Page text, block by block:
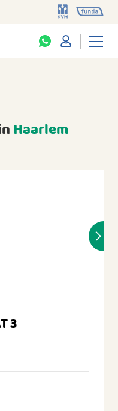
Haarlem
3